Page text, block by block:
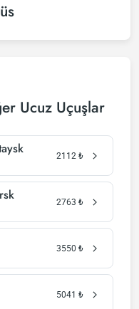
Ucuz Uçuşlar
2112 ₺
2763 ₺
3550 ₺
5041 ₺